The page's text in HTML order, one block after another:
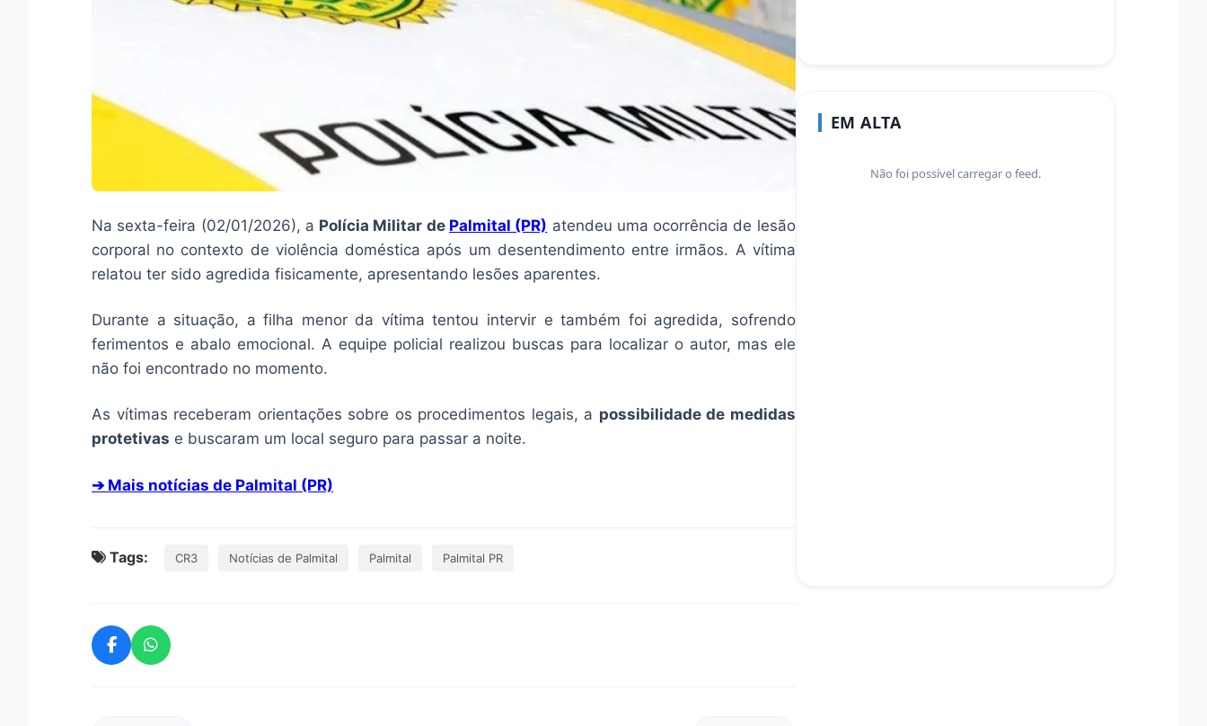
Na sexta-feira (02/01/2026), a Polícia Militar de Palmital (PR) atendeu uma ocorrência de lesão
corporal no contexto de violência doméstica após um desentendimento entre irmãos. A vítima
relatou ter sido agredida fisicamente, apresentando lesões aparentes.
Durante a situação, a filha menor da vítima tentou intervir e também foi agredida, sofrendo
ferimentos e abalo emocional. A equipe policial realizou buscas para localizar o autor, mas ele
não foi encontrado no momento.
As vítimas receberam orientações sobre os procedimentos legais, a possibilidade de medidas
protetivas e buscaram um local seguro para passar a noite.
➔ Mais notícias de Palmital (PR)
Tags: CR3 Notícias de Palmital Palmital Palmital PR
EM ALTA
Não foi possível carregar o feed.